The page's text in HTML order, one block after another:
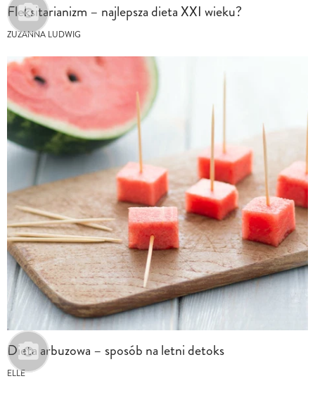
Fleksitarianizm – najlepsza dieta XXI wieku?
ZUZANNA LUDWIG
Dieta arbuzowa – sposób na letni detoks
ELLE